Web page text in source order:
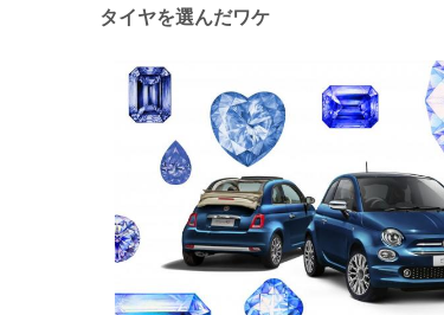
タイヤを選んだワケ